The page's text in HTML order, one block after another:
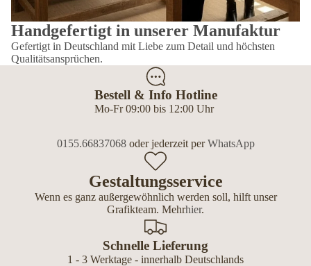
Handgefertigt in unserer Manufaktur
Gefertigt in Deutschland mit Liebe zum Detail und höchsten
Qualitätsansprüchen.
Bestell & Info Hotline
Mo-Fr 09:00 bis 12:00 Uhr
0155.66837068oder jederzeit perWhatsApp
Gestaltungsservice
Wenn es ganz außergewöhnlich werden soll, hilft unser
Grafikteam. Mehrhier.
Schnelle Lieferung
1 - 3 Werktage - innerhalb Deutschlands